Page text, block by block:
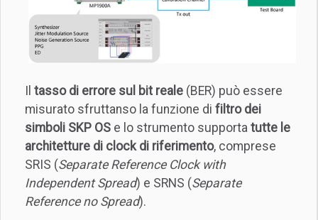
tasso di errore sul bit reale (BER) può essere
misurato sfruttanso la funzione di filtro dei
simboli SKP OS e lo strumento supporta tutte le
architetture di clock di riferimento, comprese
SRIS (Separate Reference Clock with
Independent Spread) e SRNS (Separate
Reference no Spread).